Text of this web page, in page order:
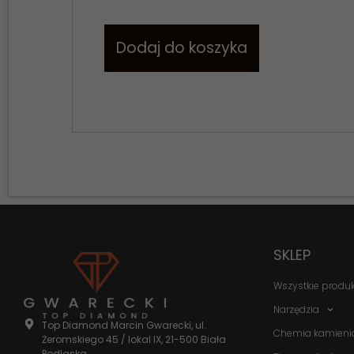
Dodaj do koszyka
Top Diamond Marcin Gwarecki, ul.
Żeromskiego 45 / lokal IX, 21-500 Biała
SKLEP
Wszystkie
Narzędzia
Chemia